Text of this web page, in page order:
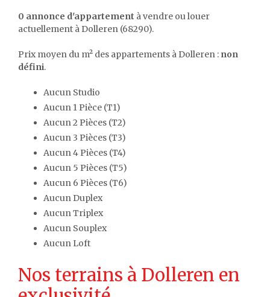
0 annonce d'appartement à vendre ou louer
actuellement à Dolleren (68290).
Prix moyen du m² des appartements à Dolleren : non
défini.
Aucun Studio
Aucun 1 Pièce (T1)
Aucun 2 Pièces (T2)
Aucun 3 Pièces (T3)
Aucun 4 Pièces (T4)
Aucun 5 Pièces (T5)
Aucun 6 Pièces (T6)
Aucun Duplex
Aucun Triplex
Aucun Souplex
Aucun Loft
Nos terrains à Dolleren en